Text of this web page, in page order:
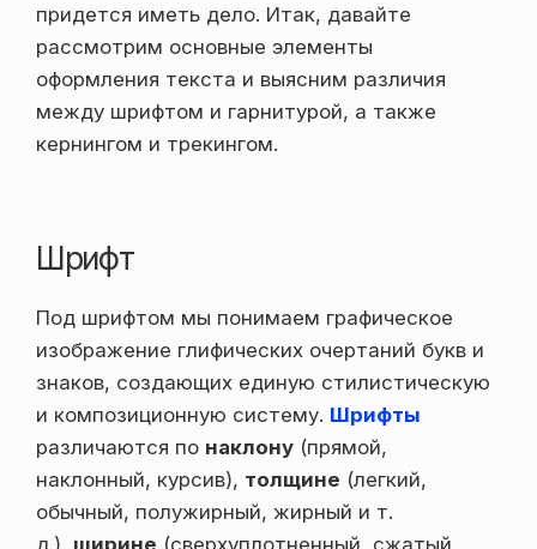
придется иметь дело. Итак, давайте
рассмотрим основные элементы
оформления текста и выясним различия
между шрифтом и гарнитурой, а также
кернингом и трекингом.
Шрифт
Под шрифтом мы понимаем графическое
изображение глифических очертаний букв и
знаков, создающих единую стилистическую
и композиционную систему. Шрифты
различаются по наклону (прямой,
наклонный, курсив), толщине (легкий,
обычный, полужирный, жирный и т.
д.), ширине (сверхуплотненный, сжатый,